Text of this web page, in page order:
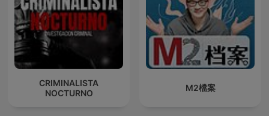
CRIMINALISTA
NOCTURNO
M2檔案